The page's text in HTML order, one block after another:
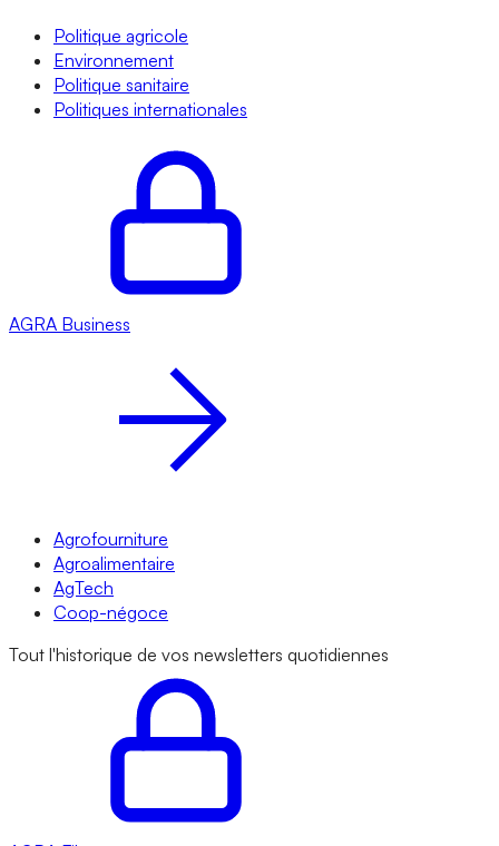
Politique agricole
Environnement
Politique sanitaire
Politiques internationales
AGRA Business
Agrofourniture
Agroalimentaire
AgTech
Coop-négoce
Tout l'historique de vos newsletters quotidiennes